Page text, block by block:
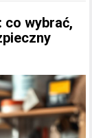
co wybrać,